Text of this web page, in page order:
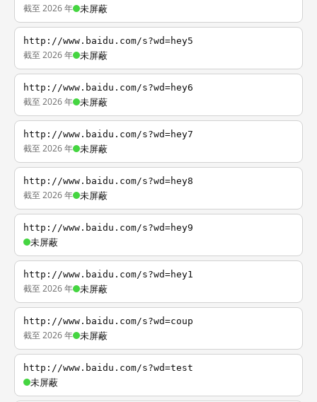
截至 2026 年 未屏蔽
http://www.baidu.com/s?wd=hey5
截至 2026 年 未屏蔽
http://www.baidu.com/s?wd=hey6
截至 2026 年 未屏蔽
http://www.baidu.com/s?wd=hey7
截至 2026 年 未屏蔽
http://www.baidu.com/s?wd=hey8
截至 2026 年 未屏蔽
http://www.baidu.com/s?wd=hey9
未屏蔽
http://www.baidu.com/s?wd=hey1
截至 2026 年 未屏蔽
http://www.baidu.com/s?wd=coup
截至 2026 年 未屏蔽
http://www.baidu.com/s?wd=test
未屏蔽